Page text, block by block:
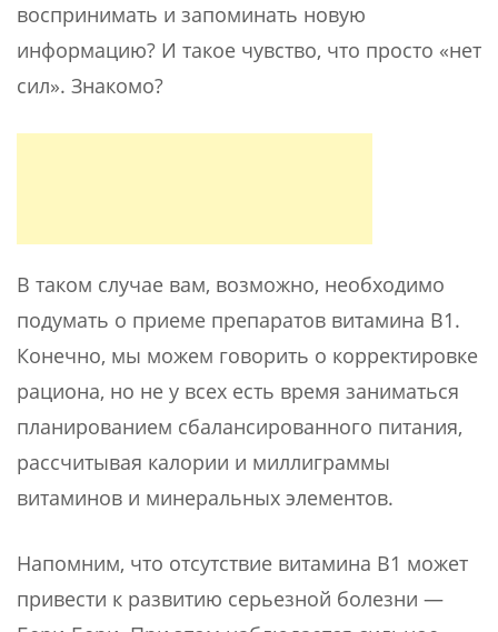
воспринимать и запоминать новую
информацию? И такое чувство, что просто «нет
сил». Знакомо?
В таком случае вам, возможно, необходимо
подумать о приеме препаратов витамина В1.
Конечно, мы можем говорить о корректировке
рациона, но не у всех есть время заниматься
планированием сбалансированного питания,
рассчитывая калории и миллиграммы
витаминов и минеральных элементов.
Напомним, что отсутствие витамина В1 может
привести к развитию серьезной болезни —